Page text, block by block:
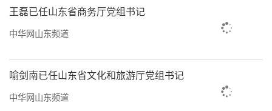
《意见》还提到，要构建国际物流大通
道，完善公路、铁路、水路、航空协同发展的
交通体系，织密海运外贸航线和国际航空货运
网络，壮大至中亚、欧洲等跨境海铁联运，发
展中韩陆海联运。融入开放大局，实施境外市
王磊已任山东省商务厅党组书记
中华网山东频道
喻剑南已任山东省文化和旅游厅党组书记
中华网山东频道